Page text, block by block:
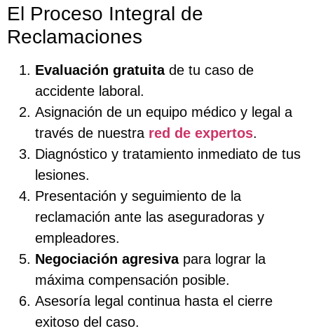
El Proceso Integral de
Reclamaciones
Evaluación gratuitade tu caso de
accidente laboral.
Asignación de un equipo médico y legal a
través de nuestra red de expertos.
Diagnóstico y tratamiento inmediato de tus
lesiones.
Presentación y seguimiento de la
reclamación ante las aseguradoras y
empleadores.
Negociación agresivapara lograr la
máxima compensación posible.
Asesoría legal continua hasta el cierre
exitoso del caso.